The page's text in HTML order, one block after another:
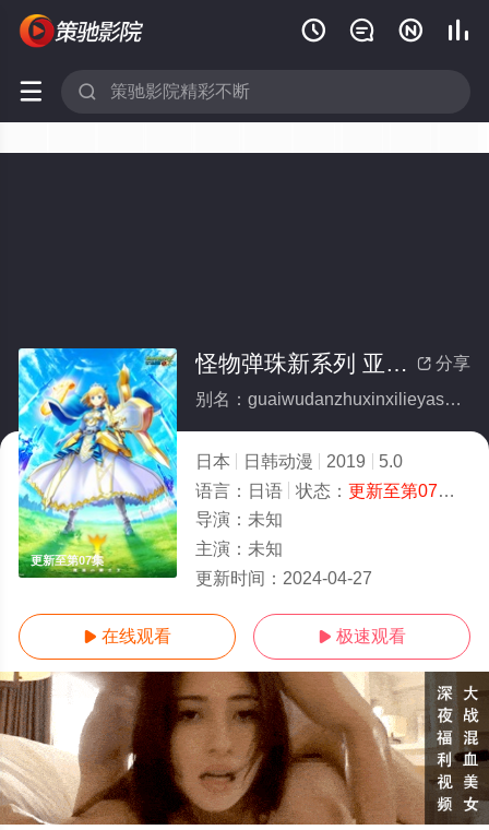
   
 
更新至第07集
 分享
怪物弹珠新系列 亚瑟王 骑士王的觉醒
别名：guaiwudanzhuxinxilieyasewangqishiwangdejuexing
日本 日韩动漫 2019
5.0
语言： 日语 状态： 更新至第07集
导演： 未知
主演： 未知
更新时间： 2024-04-27
 在线观看  极速观看